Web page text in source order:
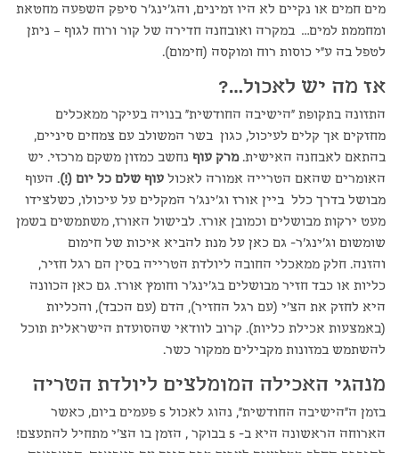
מים חמים או נקיים לא היו זמינים, והג'ינג'ר סיפק השפעה מחטאת
ומחממת למים… במקרה ואובחנה חדירה של קור ורוח לגוף – ניתן
לטפל בה ע"י כוסות רוח ומוקסה (חימום).
אז מה יש לאכול…?
התזונה בתקופת "הישיבה החודשית" בנויה בעיקר ממאכלים
מחזקים אך קלים לעיכול, כגון בשר המשולב עם צמחים סיניים,
בהתאם לאבחנה האישית.מרק עוף נחשב כמזון משקם מרכזי. יש
האומרים שהאם הטרייה אמורה לאכול עוף שלם כל יום (!). העוף
מבושל בדרך כלל ביין אורז וג'ינג'ר המקלים על עיכולו, כשלצידו
מעט ירקות מבושלים וכמובן אורז. לבישול האורז, משתמשים בשמן
שומשום וג'ינג'ר- גם כאן על מנת להביא איכות של חימום
והזנה. חלק ממאכלי החובה ליולדת הטרייה בסין הם רגל חזיר,
כליות או כבד חזיר מבושלים בג'ינג'ר וחומץ אורז. גם כאן הכוונה
היא לחזק את הצ'י (עם רגל החזיר), הדם (עם הכבד), והכליות
(באמצעות אכילת כליות). קרוב לוודאי שהסועדת הישראלית תוכל
להשתמש במזונות מקבילים ממקור כשר.
מנהגי האכילה המומלצים ליולדת הטריה
בזמן ה"הישיבה החודשית", נהוג לאכול 5 פעמים ביום, כאשר
הארוחה הראשונה היא ב- 5 בבוקר , הזמן בו הצ'י מתחיל להתעצם!